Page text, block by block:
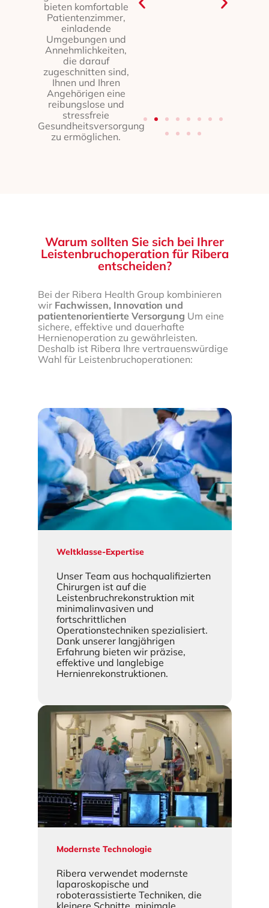
bieten komfortable
Patientenzimmer,
einladende
Umgebungen und
Annehmlichkeiten,
die darauf
zugeschnitten sind,
Ihnen und Ihren
Angehörigen eine
reibungslose und
stressfreie
Gesundheitsversorgung
zu ermöglichen.
Warum sollten Sie sich bei Ihrer
Leistenbruchoperation für Ribera
entscheiden?
Bei der Ribera Health Group kombinieren
wir Fachwissen, Innovation und
patientenorientierte Versorgung Um eine
sichere, effektive und dauerhafte
Hernienoperation zu gewährleisten.
Deshalb ist Ribera Ihre vertrauenswürdige
Wahl für Leistenbruchoperationen:
Weltklasse-Expertise
Unser Team aus hochqualifizierten
Chirurgen ist auf die
Leistenbruchrekonstruktion mit
minimalinvasiven und
fortschrittlichen
Operationstechniken spezialisiert.
Dank unserer langjährigen
Erfahrung bieten wir präzise,
effektive und langlebige
Hernienrekonstruktionen.
Modernste Technologie
Ribera verwendet modernste
laparoskopische und
roboterassistierte Techniken, die